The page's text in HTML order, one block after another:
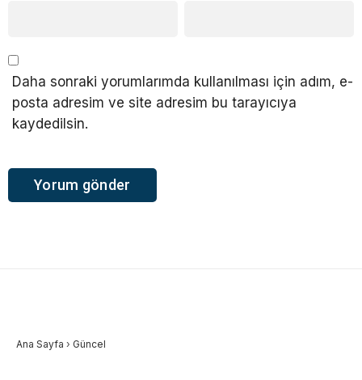
Daha sonraki yorumlarımda kullanılması için adım, e-
posta adresim ve site adresim bu tarayıcıya
kaydedilsin.
Ana Sayfa › Güncel